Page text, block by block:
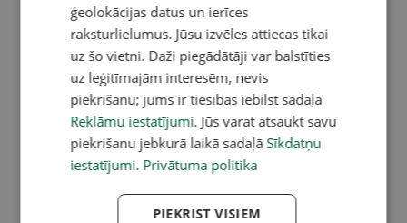
ģeolokācijas datus un ierīces
raksturlielumus. Jūsu izvēles attiecas tikai
uz šo vietni. Daži piegādātāji var balstīties
uz leģitīmajām interesēm, nevis
piekrišanu; jums ir tiesības iebilst sadaļā
Reklāmu iestatījumi. Jūs varat atsaukt savu
piekrišanu jebkurā laikā sadaļā Sīkdatņu
iestatījumi. Privātuma politika
PIEKRIST VISIEM